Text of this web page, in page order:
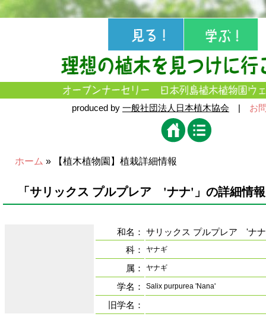
produced by 一般社団法人日本植木協会 | お
ホーム » 【植木植物園】植栽詳細情報
「サリックス プルプレア 'ナナ'」の詳細情報
和名： サリックス プルプレア 'ナ
科：
ヤナギ
属： ヤナギ
学名： Salix purpurea 'Nana'
旧学名：